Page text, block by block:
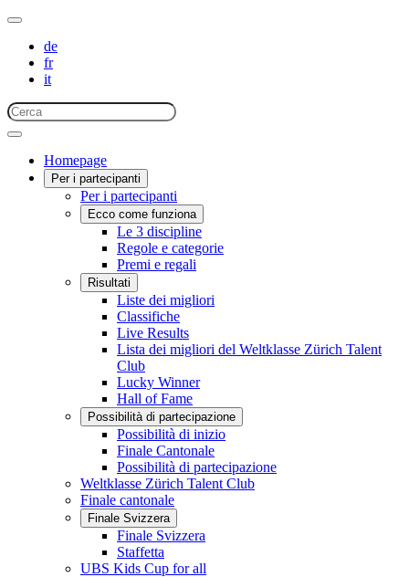
de
fr
it
Homepage
Per i partecipanti
Per i partecipanti
Ecco come funziona
Le 3 discipline
Regole e categorie
Premi e regali
Risultati
Liste dei migliori
Classifiche
Live Results
Lista dei migliori del Weltklasse Zürich Talent
Club
Lucky Winner
Hall of Fame
Possibilità di partecipazione
Possibilità di inizio
Finale Cantonale
Possibilità di partecipazione
Weltklasse Zürich Talent Club
Finale cantonale
Finale Svizzera
Finale Svizzera
Staffetta
UBS Kids Cup for all